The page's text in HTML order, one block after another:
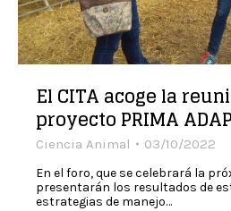
El CITA acoge la
proyecto PRIMA
Ciencia Animal 03/10/2022
En el foro, que se celebrará la
presentarán los resultados de
estrategias de manejo…